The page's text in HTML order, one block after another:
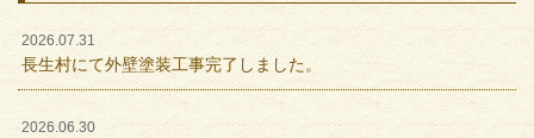
2026.07.31
長生村にて外壁塗装工事完了しました。
2026.06.30